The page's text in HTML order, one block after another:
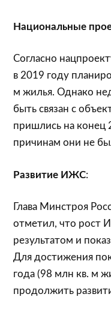
Национальные
Согласно
в 2019 году
м жилья. Однако
быть связан с
пришлись на конец
причинам они не
Развитие ИЖС:
Глава Минстроя
отметил, что рост
результатом и
Для достижения
года (98 млн кв. м
продолжить